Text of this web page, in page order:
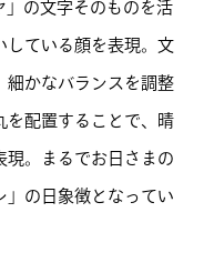
」の文字そのものを活
している顔を表現。文
細かなバランスを調整
を配置することで、晴
現。まるでお日さまの
」の日象徴となってい